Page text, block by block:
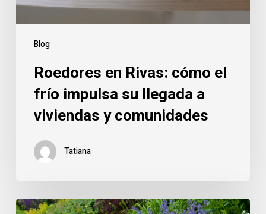
Blog
llegada
a
viviendas
comunidades
Roedores en Rivas: cómo el
frío impulsa su llegada a
viviendas y comunidades
Tatiana
Prevención